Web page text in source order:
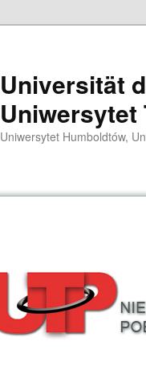
Universität
Uniwersytet
Uniwersytet Humboldtów,